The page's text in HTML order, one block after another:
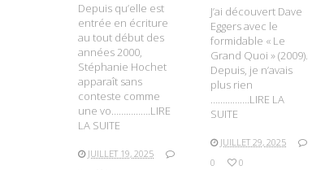
J’ai découvert Dave
Eggers avec le
formidable « Le
Grand Quoi » (2009).
Depuis, je n’avais
plus rien
…………….LIRE LA
SUITE
JUILLET 29, 2025
0
0
Depuis qu’elle est
entrée en écriture
au tout début des
années 2000,
Stéphanie Hochet
apparaît sans
conteste comme
une vo…………….LIRE
LA SUITE
JUILLET 19, 2025